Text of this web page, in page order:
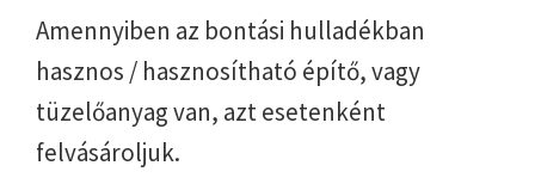
Amennyiben az bontási hulladékban
hasznos / hasznosítható építő, vagy
tüzelőanyag van, azt esetenként
felvásároljuk.